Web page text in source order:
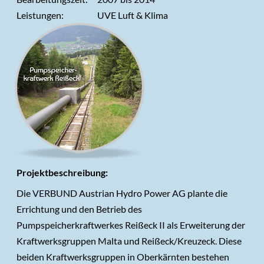
Arbeitsplatzmessungen
Referenzsuche
Freizeit-/ Sporteinrichtungen
Emissions- und Immissionsmessung
Referenzsuche
Über LUA
Firmenprofil
Qualität
Team
Kontakt
Lageplan
Leistungen:
UVE Luft & Klima
Projektbeschreibung:
Die VERBUND Austrian Hydro Power AG plante die
Errichtung und den Betrieb des
Pumpspeicherkraftwerkes Reißeck II als Erweiterung der
Kraftwerksgruppen Malta und Reißeck/Kreuzeck. Diese
beiden Kraftwerksgruppen in Oberkärnten bestehen